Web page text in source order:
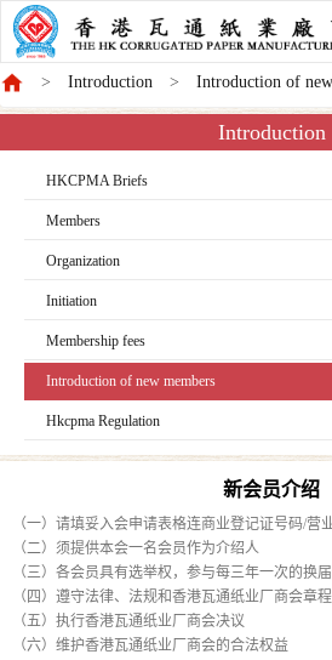
Introduction Introduction of
Introduction
HKCPMA Briefs
Members
Organization
Initiation
Membership fees
Introduction of new members
Hkcpma Regulation
新会员介绍
（一）请填妥入会申请表格连商业登记证号码/营
（二）须提供本会一名会员作为介绍人
（三）各会员具有选举权，参与每三年一次的换
（四）遵守法律、法规和香港瓦通纸业厂商会章程
（五）执行香港瓦通纸业厂商会决议
（六）维护香港瓦通纸业厂商会的合法权益